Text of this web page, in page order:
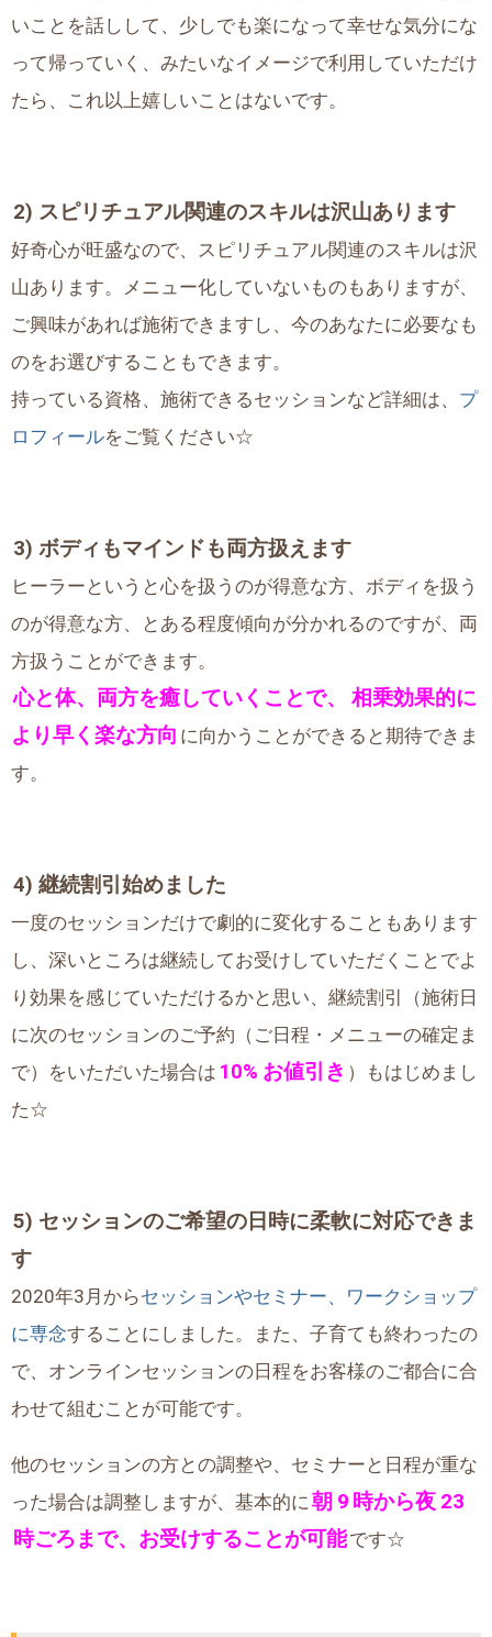
いことを話しして、少しでも楽になって幸せな気分にな
って帰っていく、みたいなイメージで利用していただけ
たら、これ以上嬉しいことはないです。
2) スピリチュアル関連のスキルは沢山あります
好奇心が旺盛なので、スピリチュアル関連のスキルは沢
山あります。メニュー化していないものもありますが、
ご興味があれば施術できますし、今のあなたに必要なも
のをお選びすることもできます。
持っている資格、施術できるセッションなど詳細は、 プ
ロフィールをご覧ください☆
3) ボディもマインドも両方扱えます
ヒーラーというと心を扱うのが得意な方、ボディを扱う
のが得意な方、とある程度傾向が分かれるのですが、両
方扱うことができます。
心と体、両方を癒していくことで、
相乗効果的に
より早く楽な方向 に向かうことができると期待できま
す。
4) 継続割引始めました
一度のセッションだけで劇的に変化することもあります
し、深いところは継続してお受けしていただくことでよ
り効果を感じていただけるかと思い、継続割引（施術日
に次のセッションのご予約（ご日程・メニューの確定ま
で）をいただいた場合は 10% お値引き ）もはじめまし
た☆
5) セッションのご希望の日時に柔軟に対応できま
す
2020年3月からセッションやセミナー、ワークショップ
に専念することにしました。また、子育ても終わったの
で、オンラインセッションの日程をお客様のご都合に合
わせて組むことが可能です。
他のセッションの方との調整や、セミナーと日程が重な
った場合は調整しますが、基本的に 朝 9 時から夜 23
時ごろまで、お受けすることが可能です☆